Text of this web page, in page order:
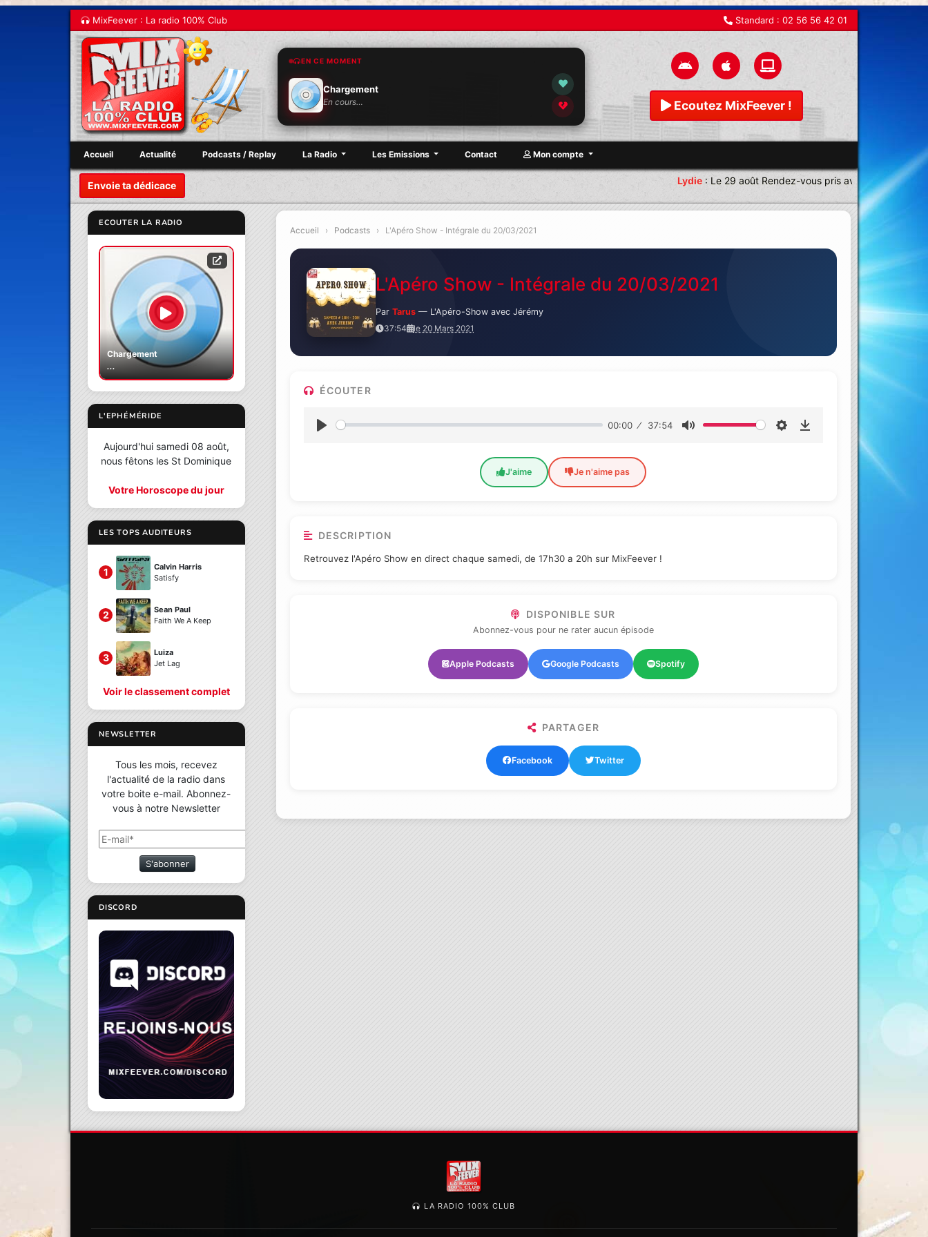
MixFeever : La radio 100% Club Standard : 02 56 56 42 01
EN CE MOMENT
Chargement
En cours… Ecoutez MixFeever !
Accueil Actualité Podcasts / Replay La Radio Les Emissions Contact Mon compte
Envoie ta dédicace Lydie:Le 29 août Rendez-vous pris avec une équipe
ECOUTER LA RADIO
Chargement
...
L'EPHÉMÉRIDE
Aujourd'hui samedi 08 août,
nous fêtons les St Dominique
Votre Horoscope du jour
LES TOPS AUDITEURS
1
Calvin Harris
Satisfy
2
Sean Paul
Faith We A Keep
3
Luiza
Jet Lag
Voir le classement complet
NEWSLETTER
Tous les mois, recevez
l'actualité de la radio dans
votre boite e-mail. Abonnez-
vous à notre Newsletter
S'abonner
DISCORD
Accueil › Podcasts › L'Apéro Show - Intégrale du 20/03/2021
L'Apéro Show - Intégrale du 20/03/2021
Par Tarus— L'Apéro-Show avec Jérémy
37:54
le 20 Mars 2021
ÉCOUTER
00:00 37:54
J'aime Je n'aime pas
DESCRIPTION
Retrouvez l'Apéro Show en direct chaque samedi, de 17h30 a 20h sur MixFeever !
DISPONIBLE SUR
Abonnez-vous pour ne rater aucun épisode
Apple Podcasts Google Podcasts Spotify
PARTAGER
Facebook Twitter
LA RADIO 100% CLUB